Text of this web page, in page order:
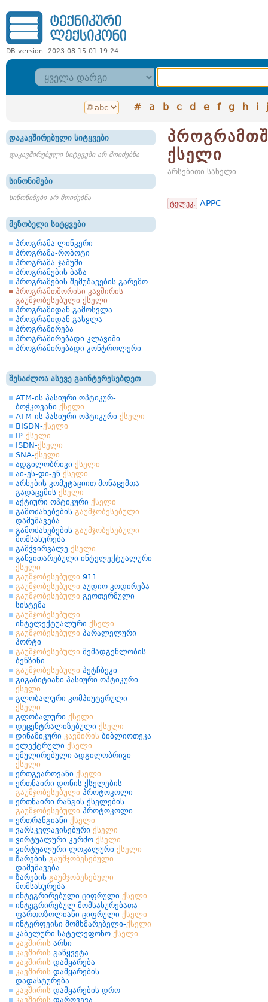
DB version: 2023-08-15 01:19:24
# a b c d e f g h i j
დაკავშირებული სიტყვები
დაკავშირებული სიტყვები არ მოიძებნა
სინონიმები
სინონიმები არ მოიძებნა
მეზობელი სიტყვები
პროგრამა ლინკერი
პროგრამა-რობოტი
პროგრამა-ჯაშუში
პროგრამების ბაზა
პროგრამების შემუშავების გარემო
პროგრამთშორისი კავშირის
გაუმჯობესებული ქსელი
პროგრამიდან გამოსვლა
პროგრამიდან გასვლა
პროგრამირება
პროგრამირებადი კლავიში
პროგრამირებადი კონტროლერი
შესაძლოა ასევე გაინტერესებდეთ
ATM-ის პასიური ოპტიკურ-
ბოჭკოვანი ქსელი
ATM-ის პასიური ოპტიკური ქსელი
BISDN-ქსელი
IP-ქსელი
ISDN-ქსელი
SNA-ქსელი
ადგილობრივი ქსელი
აი-ეს-დი-ენ ქსელი
არხების კომუტაციით მონაცემთა
გადაცემის ქსელი
აქტიური ოპტიკური ქსელი
გამოძახებების გაუმჯობესებული
დამუშავება
გამოძახებების გაუმჯობესებული
მომსახურება
გამჭვირვალე ქსელი
განვითარებული ინტელექტუალური
ქსელი
გაუმჯობესებული 911
გაუმჯობესებული აუდიო კოდირება
გაუმჯობესებული გეოთერმული
სისტემა
გაუმჯობესებული
ინტელექტუალური ქსელი
გაუმჯობესებული პარალელური
პორტი
გაუმჯობესებული შემადგენლობის
ბენზინი
გაუმჯობესებული ჰეტჩბეკი
გიგაბიტიანი პასიური ოპტიკური
ქსელი
გლობალური კომპიუტერული
ქსელი
გლობალური ქსელი
დეცენტრალიზებული ქსელი
დინამიკური კავშირის ბიბლიოთეკა
ელექტრული ქსელი
ემულირებული ადგილობრივი
ქსელი
ერთგვაროვანი ქსელი
ერთნაირი დონის ქსელების
გაუმჯობესებული პროტოკოლი
ერთნაირი რანგის ქსელების
გაუმჯობესებული პროტოკოლი
ერთრანგიანი ქსელი
ვარსკვლავისებური ქსელი
ვირტუალური კერძო ქსელი
ვირტუალური ლოკალური ქსელი
ზარების გაუმჯობესებული
დამუშავება
ზარების გაუმჯობესებული
მომსახურება
ინტეგრირებული ციფრული ქსელი
ინტეგრირებულ მომსახურებათა
ფართოზოლიანი ციფრული ქსელი
ინტერფეისი მომხმარებელი-ქსელი
კაბელური სატელეფონო ქსელი
კავშირის არხი
კავშირის გაწყვეტა
კავშირის დამყარება
კავშირის დამყარების
დადასტურება
კავშირის დამყარების დრო
კავშირის დარღვევა
ქსელი
არსებითი სახელი
ტელეკ. APPC